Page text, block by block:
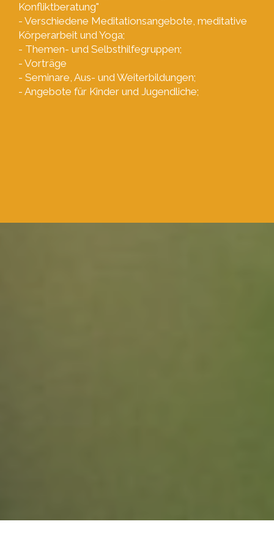
Konfliktberatung"
- Verschiedene Meditationsangebote, meditative
Körperarbeit und Yoga;
- Themen- und Selbsthilfegruppen;
- Vorträge
- Seminare, Aus- und Weiterbildungen;
- Angebote für Kinder und Jugendliche;